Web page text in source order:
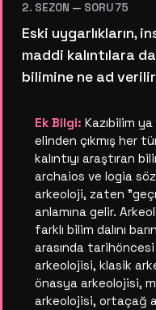
2. SEZON — SORU 75
Eski uygarlıkların,
maddi kalıntılara
bilimine ne ad
Ek Bilgi: Kazıbilim
elinden çıkmış her
kalıntıyı araştıran
archaios ve logia
arkeoloji, zaten
anlamına gelir.
farklı bilim dalını
arasında
arkeolojisi, klasik
önasya arkeolojisi,
arkeolojisi, ortaçağ